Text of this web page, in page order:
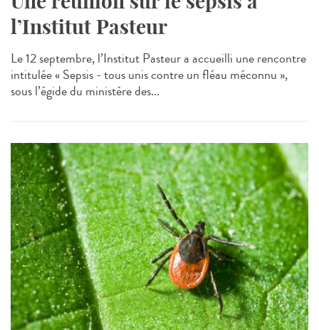
l’Institut Pasteur
Le 12 septembre, l’Institut Pasteur a accueilli une rencontre
intitulée « Sepsis - tous unis contre un fléau méconnu »,
sous l’égide du ministère des...